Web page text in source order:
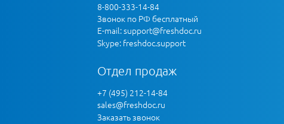
8-800-333-14-84
Звонок по РФ бесплатный
E-mail:support@freshdoc.ru
Skype: freshdoc.support
Отдел продаж
+7 (495) 212-14-84
sales@freshdoc.ru
Заказать звонок